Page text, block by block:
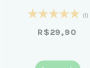
(1)
R$29,90